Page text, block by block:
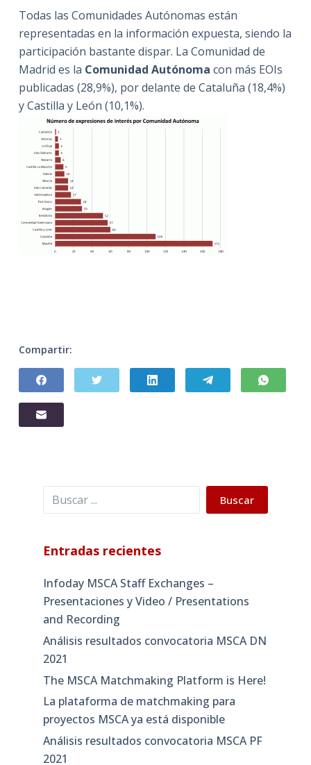
Todas las Comunidades Autónomas están
representadas en la información expuesta, siendo la
participación bastante dispar. La Comunidad de
Madrid es la Comunidad Autónoma con más EOIs
publicadas (28,9%), por delante de Cataluña (18,4%)
y Castilla y León (10,1%).
Compartir:
Buscar Buscar
Entradas recientes
Infoday MSCA Staff Exchanges –
Presentaciones y Video / Presentations
and Recording
Análisis resultados convocatoria MSCA DN
2021
The MSCA Matchmaking Platform is Here!
La plataforma de matchmaking para
proyectos MSCA ya está disponible
Análisis resultados convocatoria MSCA PF
2021